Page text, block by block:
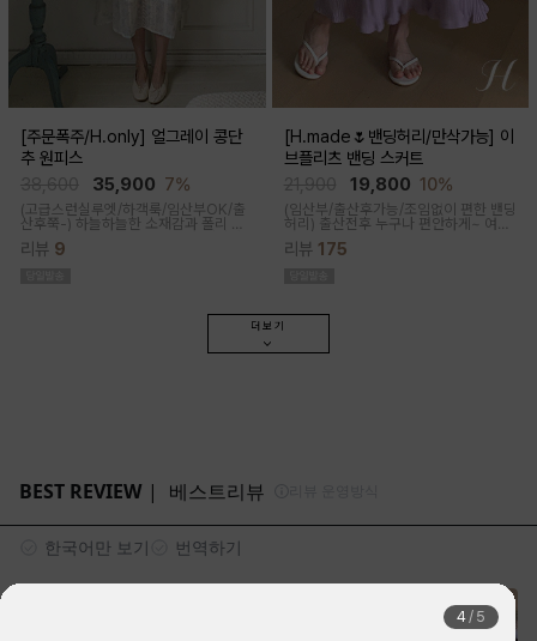
[주문폭주/H.only] 얼그레이 콩단
추 원피스
35,900 7%
(고급스런실루엣/하객룩/임산부OK/출
산후쭉-) 하늘하늘한 소재감과 폴리 원
단의 부드러운 터치감으로 걸을때마다
우아하고 A라인으로 롱하게 떨어지는
리뷰 9
[H.made🌷밴딩허리/만삭가능] 이
브플리츠 밴딩 스커트
19,800 10%
(임산부/출산후가능/조임없이 편한 밴딩
허리) 출산전후 누구나 편안하게~ 여성
스러운 라인, 피부에 닿는 촉감이 부드러
운 플리츠 스커트
리뷰 175
더보기
4 / 5